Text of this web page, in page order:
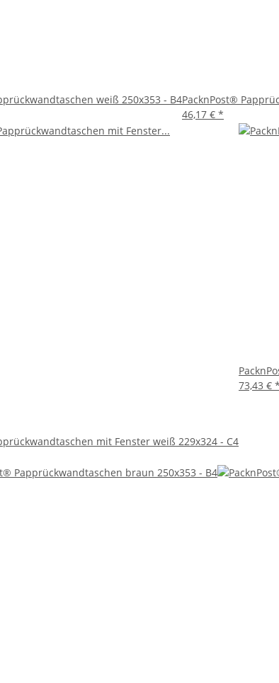
weiß 250x353 - B4PacknPost®
46,17 € *
mit Fenster weiß 229x324 - C4
73,43 € *